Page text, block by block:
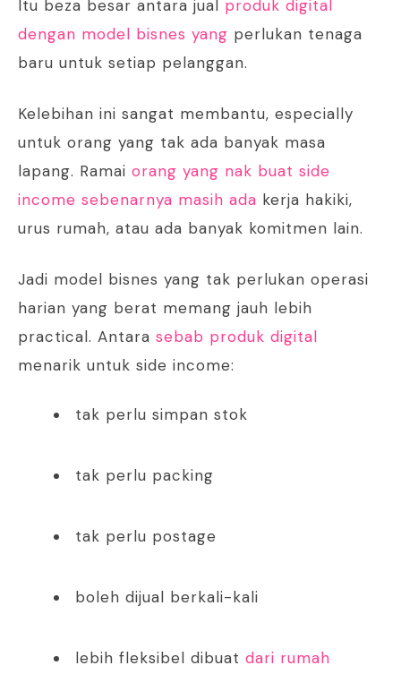
Itu beza besar antara jual produk digital
dengan model bisnes yang perlukan tenaga
baru untuk setiap pelanggan.
Kelebihan ini sangat membantu, especially
untuk orang yang tak ada banyak masa
lapang. Ramai orang yang nak buat side
income sebenarnya masih ada kerja hakiki,
urus rumah, atau ada banyak komitmen lain.
Jadi model bisnes yang tak perlukan operasi
harian yang berat memang jauh lebih
practical. Antara sebab produk digital
menarik untuk side income:
tak perlu simpan stok
tak perlu packing
tak perlu postage
boleh dijual berkali-kali
lebih fleksibel dibuat dari rumah